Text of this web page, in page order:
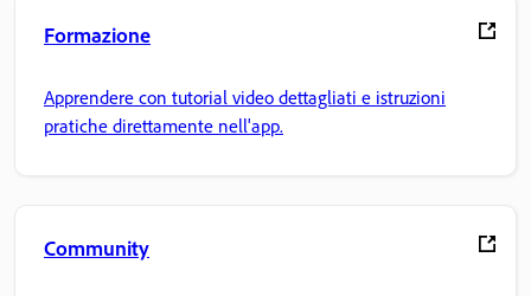
Formazione
Apprendere con tutorial video dettagliati e istruzioni
pratiche direttamente nell'app.
Community